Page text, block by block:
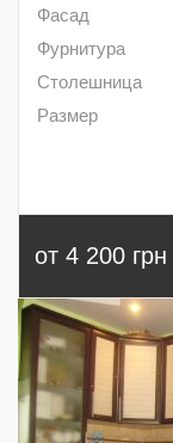
от 4 200 грн
Фасад
Фурнитура
Столешница
Размер